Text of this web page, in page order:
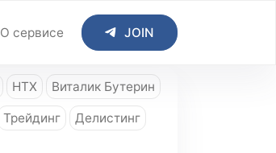
О сервисе JOIN
HTX Виталик Бутерин
Трейдинг Делистинг